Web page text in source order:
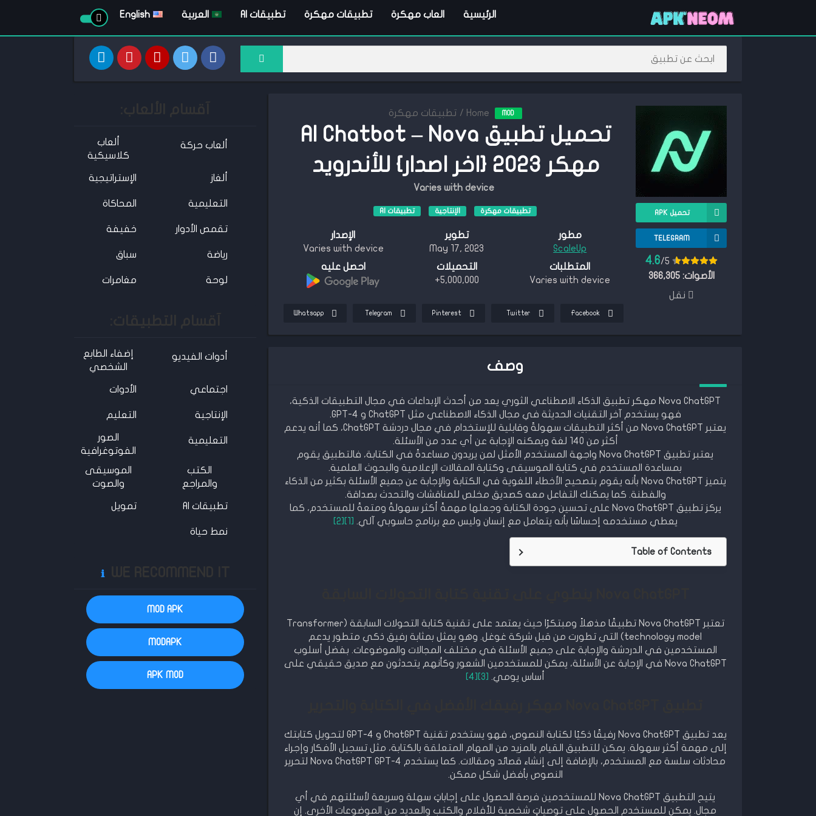
الرئيسية العاب مهكرة تطبيقات مهكرة تطبيقات AI العربية English
MOD
Home
/ تطبيقات مهكرة
تحميل تطبيق AI Chatbot – Nova
مهكر 2023 {اخر اصدار} للأندرويد
Varies with device
تطبيقات مهكرة الإنتاجية تطبيقات AI تحميل APK
TELEGRAM
4.6/5
الأصوات:366,305
نقل
مطور
ScaleUp
تطوير
May 17, 2023
الإصدار
Varies with device
المتطلبات
Varies with device
التحميلات
5,000,000+
احصل عليه
Facebook
Twitter
Pinterest
Telegram
Whatsapp
وصف
Nova ChatGPT مهكر تطبيق الذكاء الاصطناعي الثوري يعد من أحدث الإبداعات في مجال التطبيقات الذكية،
فهو يستخدم آخر التقنيات الحديثة في مجال الذكاء الاصطناعي مثل ChatGPT و GPT-4.
يعتبر Nova ChatGPT من أكثر التطبيقات سهولةً وقابلية للإستخدام في مجال دردشة ChatGPT، كما أنه يدعم
أكثر من 140 لغة ويمكنه الإجابة عن أي عدد من الأسئلة.
يعتبر تطبيق Nova ChatGPT واجهة المستخدم الأمثل لمن يريدون مساعدةً في الكتابة، فالتطبيق يقوم
بمساعدة المستخدم في كتابة الموسيقى وكتابة المقالات الإعلامية والبحوث العلمية.
يتميز Nova ChatGPT بأنه يقوم بتصحيح الأخطاء اللغوية في الكتابة والإجابة عن جميع الأسئلة بكثير من الذكاء
والفطنة. كما يمكنك التفاعل معه كصديق مخلص للمناقشات والتحدث بصداقة.
يركز تطبيق Nova ChatGPT على تحسين جودة الكتابة وجعلها مهمةً أكثر سهولةً ومتعةً للمستخدم، كما
يعطي مستخدمه إحساسًا بأنه يتعامل مع إنسان وليس مع برنامج حاسوبي آلي. [1]
[2]
Table of Contents
تعتبر Nova ChatGPT تطبيقًا مذهلاً ومبتكرًا حيث يعتمد على تقنية كتابة التحولات السابقة (Transformer
technology model) التي تطورت من قبل شركة غوغل. وهو يمثل بمثابة رفيق ذكي متطور يدعم
المستخدمين في الدردشة والإجابة على جميع الأسئلة في مختلف المجالات والموضوعات. بفضل أسلوب
Nova ChatGPT في الإجابة عن الأسئلة، يمكن للمستخدمين الشعور وكأنهم يتحدثون مع صديق حقيقي على
أساس يومي. [3]
[4]
يعد تطبيق Nova ChatGPT رفيقًا ذكيًا لكتابة النصوص، فهو يستخدم تقنية ChatGPT و GPT-4 لتحويل كتابتك
إلى مهمة أكثر سهولة. يمكن للتطبيق القيام بالمزيد من المهام المتعلقة بالكتابة، مثل تسجيل الأفكار وإجراء
محادثات سلسة مع المستخدم، بالإضافة إلى إنشاء قصائد ومقالات. كما يستخدم Nova ChatGPT GPT-4 لتحرير
النصوص بأفضل شكل ممكن.
يتيح التطبيق Nova ChatGPT للمستخدمين فرصة الحصول على إجاباتٍ سهلة وسريعة لأسئلتهم في أي
مجال. يمكن للمستخدم الحصول على توصياتٍ شخصية للأفلام والكتب والعديد من الموضوعات الأخرى. إن
ألعاب حركة
ألعاب
كلاسيكية
ألغاز الإستراتيجية
التعليمية المحاكاة
تقمص الأدوار خفيفة
رياضة سباق
لوحة مغامرات
أدوات الفيديو
إضفاء الطابع
الشخصي
اجتماعي الأدوات
الإنتاجية التعليم
التعليمية
الصور
الفوتوغرافية
الكتب
والمراجع
الموسيقى
والصوت
تطبيقات AI تمويل
نمط حياة
ℹ️
MOD APK
MODAPK
APK MOD